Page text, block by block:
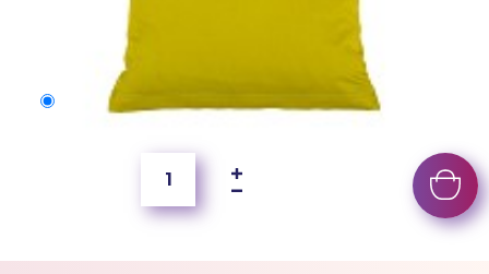
100 Kč